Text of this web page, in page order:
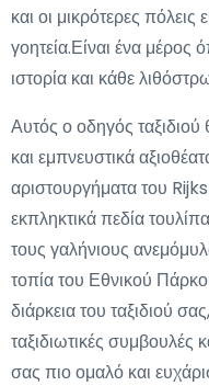
και οι μικρότερες πόλεις
γοητεία.Είναι ένα μέρος
ιστορία και κάθε
Αυτός ο οδηγός
και εμπνευστικά
αριστουργήματα του
εκπληκτικά πεδία
τους γαλήνιους
τοπία του Εθνικού
διάρκεια του ταξιδιού
ταξιδιωτικές συμβουλές
σας πιο ομαλό και